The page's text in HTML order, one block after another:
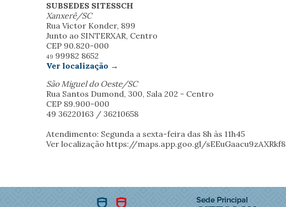
SUBSEDES SITESSCH
Xanxerê/SC
Rua Victor Konder, 899
Junto ao SINTERXAR, Centro
CEP 90.820-000
49 99982 8652
Ver localização →
São Miguel do Oeste/SC
Rua Santos Dumond, 300, Sala 202 - Centro
CEP 89.900-000
49 36220163 / 36210658
Atendimento: Segunda a sexta-feira das 8h às 11h45
Ver localização https://maps.app.goo.gl/sEEuGaacu9zAXRkf8